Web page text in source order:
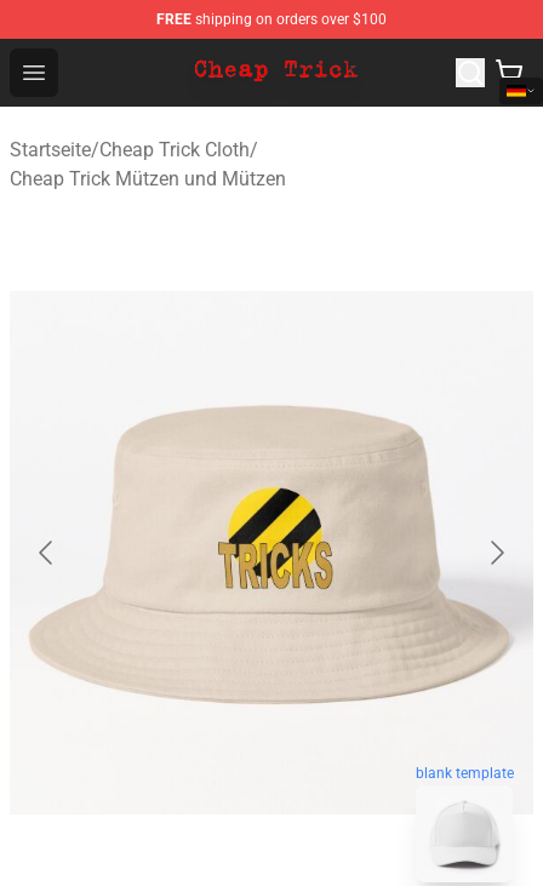
FREE shipping on orders over $100
Open menu
Cheap Trick Store - Official Cheap Trick Merchandise
Startseite/Cheap Trick Cloth/
Cheap Trick Mützen und Mützen
blank template